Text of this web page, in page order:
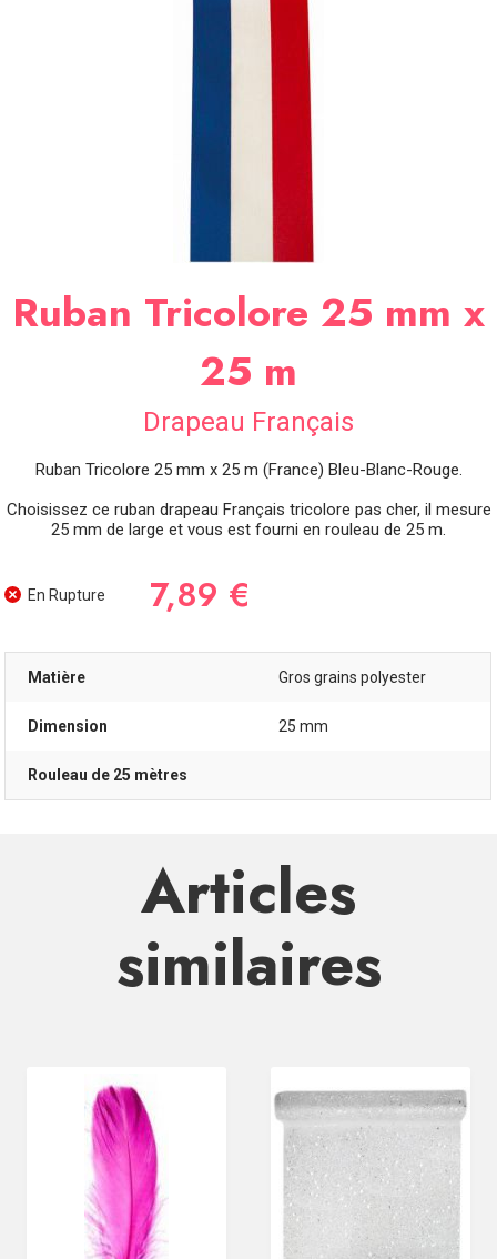
Ruban Tricolore 25 mm x
25 m
Drapeau Français
Ruban Tricolore 25 mm x 25 m (France) Bleu-Blanc-Rouge.
Choisissez ce ruban drapeau Français tricolore pas cher, il mesure
25 mm de large et vous est fourni en rouleau de 25 m.
En Rupture 7,89 €
Matière Gros grains polyester
Dimension 25 mm
Rouleau de 25 mètres
Articles
similaires